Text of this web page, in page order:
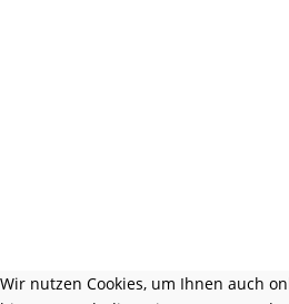
Wir nutzen Cookies, um Ihnen auch